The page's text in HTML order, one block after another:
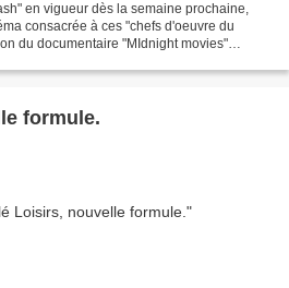
en vigueur dès la semaine prochaine,
consacrée à ces "chefs d'oeuvre du
du documentaire "MIdnight movies"
formule.